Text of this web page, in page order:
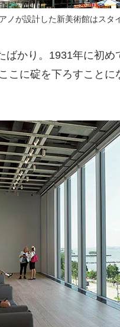
ノが設計した新美術館はスタ
かり。1931年に初め
こに碇を下ろすこと